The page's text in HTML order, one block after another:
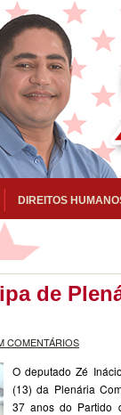
DIREITOS
de
COMENTÁRIOS
O deputado Zé
(13) da Plenária
37 anos do Partido